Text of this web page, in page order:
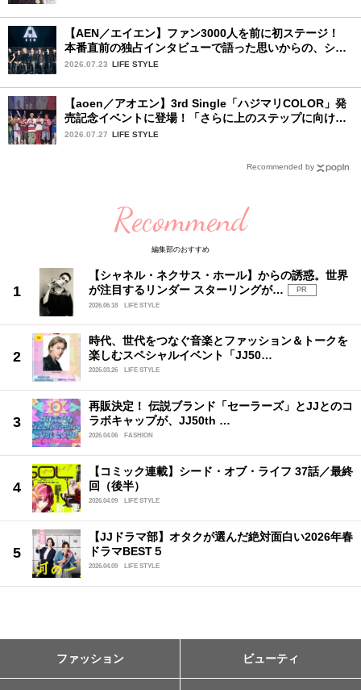
【AEN／エイエン】ファン3000人を前に初ステージ！
本番直前の独占インタビューで語った思いからの、ショ
ーケース完全レポート！
2026.07.23 LIFE STYLE
【aoen／アオエン】3rd Single「ハジマリCOLOR」発
売記念イベントに登場！「さらに上のステップに向けた
新たなハジマリになるように」と爽やかな笑顔で意気込
2026.07.27 LIFE STYLE
Recommended by
Recommend
編集部のおすすめ
【シャネル・ネクサス・ホール】からの誘惑。世界
が注目するリンダー スターリングが…
PR
2026.06.18
LIFE STYLE
時代、世代をつなぐ音楽とファッション＆トークを
楽しむスペシャルイベント「JJ50…
2026.03.26 LIFE STYLE
再販決定！ 伝説ブランド「セーラーズ」とJJとのコ
ラボキャップが、JJ50th …
2026.04.06 FASHION
【コミック連載】シード・オブ・ライフ 37話／最終
回（後半）
2026.04.09 LIFE STYLE
【JJドラマ部】オタクが選んだ絶対面白い2026年春
ドラマBEST５
2026.04.09 LIFE STYLE
ファッション ビューティ